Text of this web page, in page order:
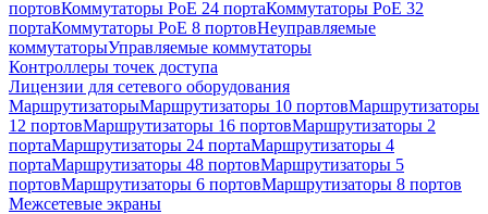
портовКоммутаторы PoE 24 портаКоммутаторы PoE 32
портаКоммутаторы PoE 8 портовНеуправляемые
коммутаторыУправляемые коммутаторы
Контроллеры точек доступа
Лицензии для сетевого оборудования
МаршрутизаторыМаршрутизаторы 10 портовМаршрутизаторы
12 портовМаршрутизаторы 16 портовМаршрутизаторы 2
портаМаршрутизаторы 24 портаМаршрутизаторы 4
портаМаршрутизаторы 48 портовМаршрутизаторы 5
портовМаршрутизаторы 6 портовМаршрутизаторы 8 портов
Межсетевые экраны